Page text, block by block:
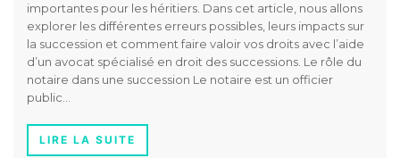
importantes pour les héritiers. Dans cet article, nous allons
explorer les différentes erreurs possibles, leurs impacts sur
la succession et comment faire valoir vos droits avec l’aide
d’un avocat spécialisé en droit des successions. Le rôle du
notaire dans une succession Le notaire est un officier
public…
LIRE LA SUITE